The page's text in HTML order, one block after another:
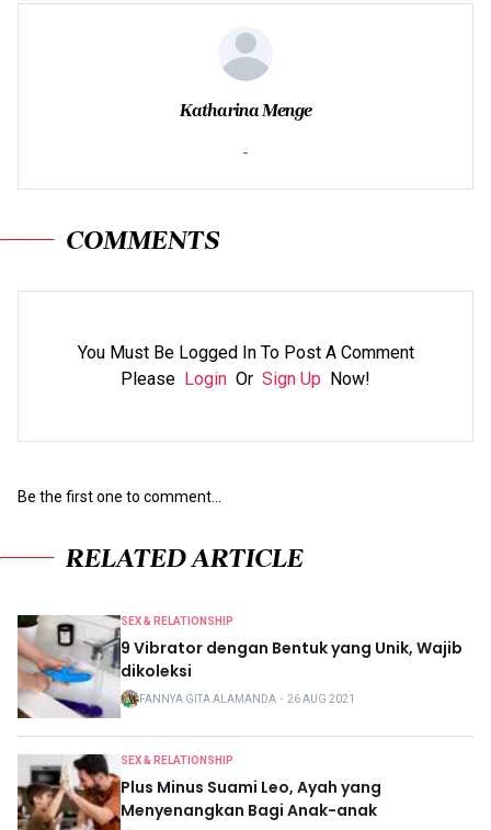
Katharina Menge
-
COMMENTS
You Must Be Logged In To Post A Comment
Please Login Or Sign Up Now!
Be the first one to comment...
RELATED ARTICLE
SEX & RELATIONSHIP
9 Vibrator dengan Bentuk yang Unik, Wajib
dikoleksi
FANNYA GITA ALAMANDA ・ 26 AUG 2021
SEX & RELATIONSHIP
Plus Minus Suami Leo, Ayah yang
Menyenangkan Bagi Anak-anak